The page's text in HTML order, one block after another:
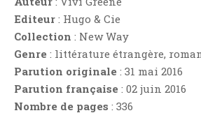
Articles De Steven
Aventure
Bande Dessinée
Bibliothèque De A À Z
Editeur : Hugo & Cie
Collection : New Way
Genre : littérature étrangère,
Parution originale : 31 mai 2016
Parution française : 02 juin 2016
Nombre de pages : 336